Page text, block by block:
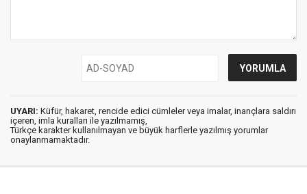
UYARI: Küfür, hakaret, rencide edici cümleler veya imalar, inançlara saldırı
içeren, imla kuralları ile yazılmamış,
Türkçe karakter kullanılmayan ve büyük harflerle yazılmış yorumlar
onaylanmamaktadır.